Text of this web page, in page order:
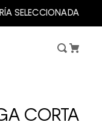
SELECCIONADA
CORTA